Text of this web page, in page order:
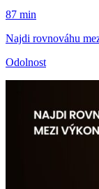
87 min
Najdi rovnováhu
Odolnost